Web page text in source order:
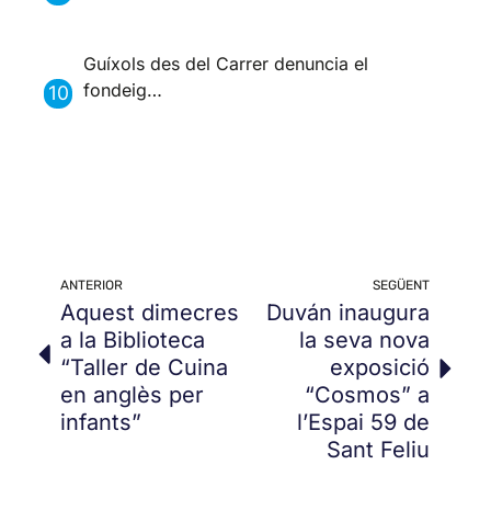
Guíxols des del Carrer denuncia el
fondeig…
ANTERIOR
Aquest dimecres
a la Biblioteca
“Taller de Cuina
en anglès per
infants”
SEGÜENT
Duván inaugura
la seva nova
exposició
“Cosmos” a
l’Espai 59 de
Sant Feliu